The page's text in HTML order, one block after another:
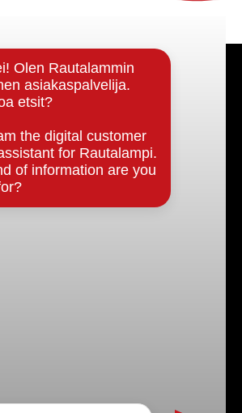
ja lähidemokratia
& pöytäkirjat